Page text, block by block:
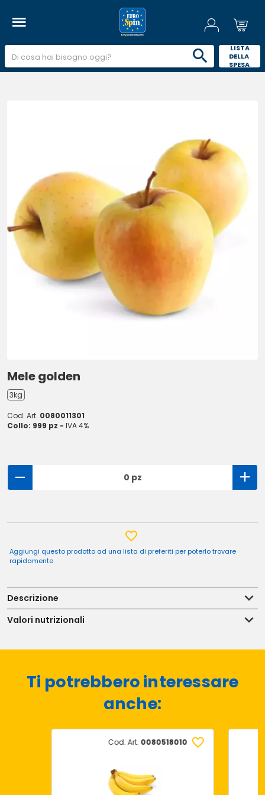
LISTA
DELLA
SPESA
Mele golden
3kg
Cod. Art. 0080011301
Collo: 999 pz - IVA 4%
0 pz
Aggiungi questo prodotto ad una lista di preferiti per poterlo trovare
rapidamente
Descrizione
Valori nutrizionali
Ti potrebbero interessare
anche:
Cod. Art. 0080518010